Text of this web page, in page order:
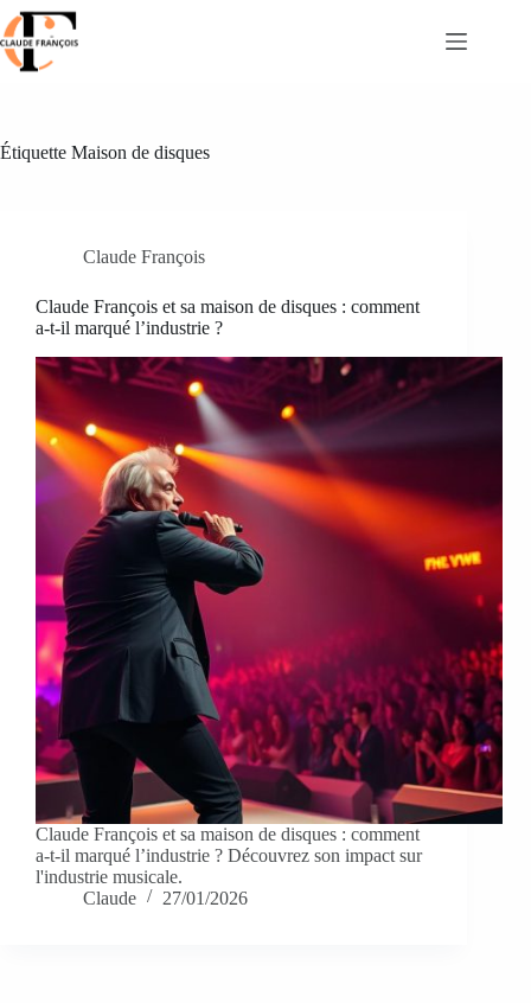
Passer
au
contenu
Étiquette Maison de disques
Claude François
Claude François et sa maison de disques : comment
a-t-il marqué l’industrie ?
Claude François et sa maison de disques : comment
a-t-il marqué l’industrie ? Découvrez son impact sur
l'industrie musicale.
Claude
27/01/2026